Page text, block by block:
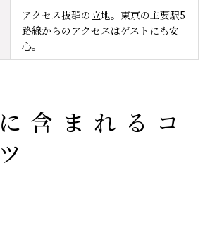
アクセス抜群の立地。東京の主要駅5
路線からのアクセスはゲストにも安
心。
含まれるコ